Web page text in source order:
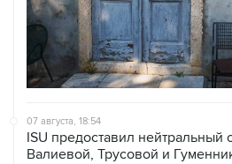
07 августа, 18:54
ISU предоставил нейтральный
Валиевой, Трусовой и